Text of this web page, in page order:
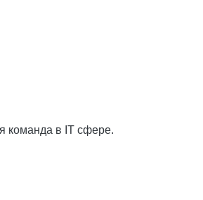
команда в IT сфере.